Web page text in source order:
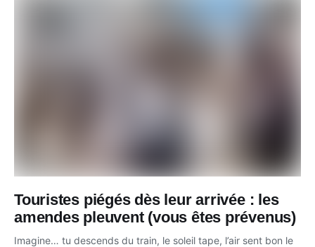
Touristes piégés dès leur arrivée : les
amendes pleuvent (vous êtes prévenus)
Imagine… tu descends du train, le soleil tape, l’air sent bon le